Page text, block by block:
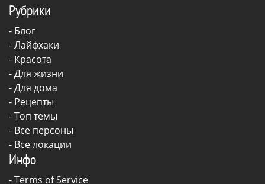
Рубрики
- Блог
-Лайфхаки
- Красота
-Для жизни
-Для дома
- Рецепты
- Топ темы
- Все персоны
- Все локации
Инфо
-Terms of Service